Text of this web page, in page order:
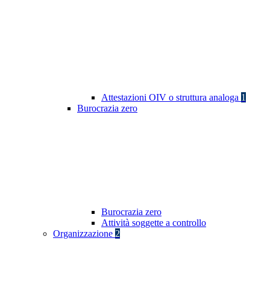
Attestazioni OIV o struttura analoga 1
Burocrazia zero
Burocrazia zero
Attività soggette a controllo
Organizzazione 2